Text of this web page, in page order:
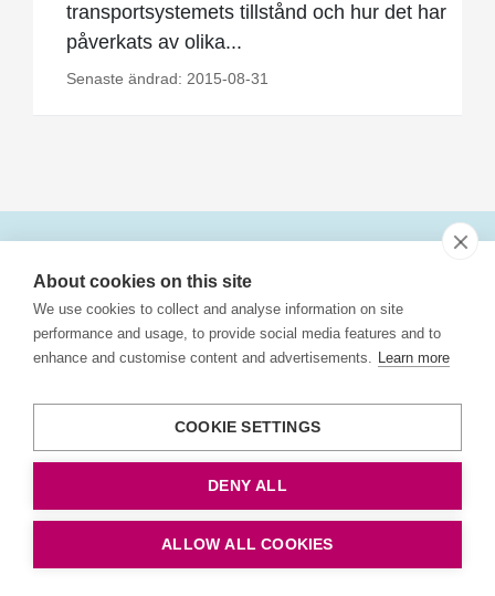
About cookies on this site
We use cookies to collect and analyse information on site
performance and usage, to provide social media features and to
enhance and customise content and advertisements. Learn more
COOKIE SETTINGS
DENY ALL
ALLOW ALL COOKIES
transportsystemets tillstånd och hur det har
påverkats av olika...
Senaste ändrad: 2015-08-31
Om Trafikanalys
Om oss
Lediga jobb
Våra uppdrag